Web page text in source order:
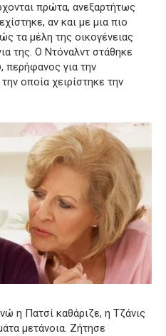
πρώτα, ανεξαρτήτως
αν και με μια πιο
τα μέλη της οικογένειας
της. Ο Ντόναλντ στάθηκε
περήφανος για την
οποία χειρίστηκε την
η Πατσί καθάριζε, η Τζάνις
μετάνοια. Ζήτησε